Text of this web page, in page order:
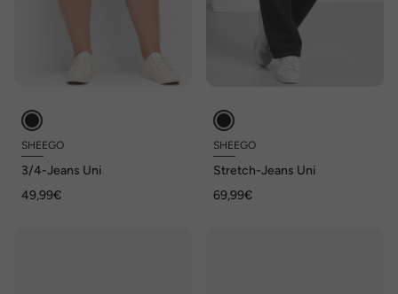
SHEEGO
3/4-Jeans Uni
49,99€
SHEEGO
Stretch-Jeans Uni
69,99€